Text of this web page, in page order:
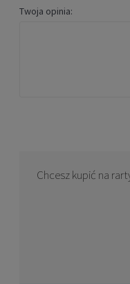
hokejowe Edea
Twoja opinia:
Chcesz kupić na